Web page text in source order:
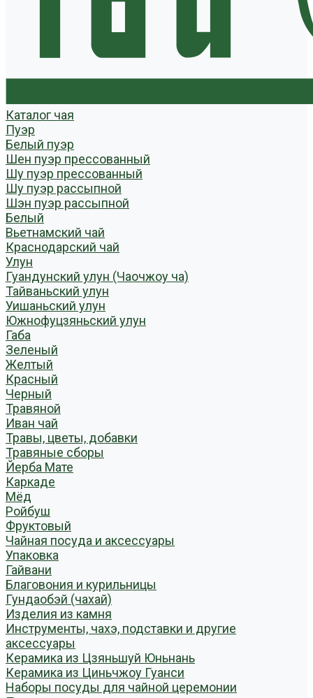
Каталог чая
Пуэр
Белый пуэр
Шен пуэр прессованный
Шу пуэр прессованный
Шу пуэр рассыпной
Шэн пуэр рассыпной
Белый
Вьетнамский чай
Краснодарский чай
Улун
Гуандунский улун (Чаочжоу ча)
Тайваньский улун
Уишаньский улун
Южнофуцзяньский улун
Габа
Зеленый
Желтый
Красный
Черный
Травяной
Иван чай
Травы, цветы, добавки
Травяные сборы
Йерба Мате
Каркаде
Мёд
Ройбуш
Фруктовый
Чайная посуда и аксессуары
Упаковка
Гайвани
Благовония и курильницы
Гундаобэй (чахай)
Изделия из камня
Инструменты, чахэ, подставки и другие
аксессуары
Керамика из Цзяньшуй Юньнань
Керамика из Циньчжоу Гуанси
Наборы посуды для чайной церемонии